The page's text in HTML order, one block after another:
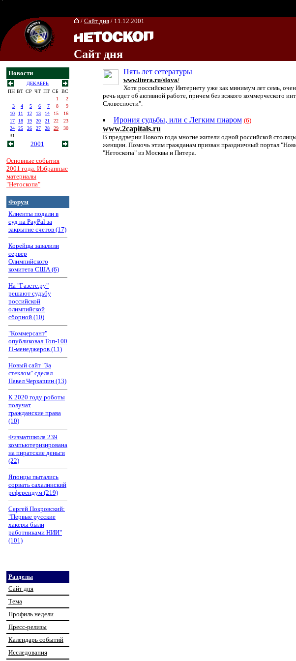
/ Сайт дня / 11.12.2001
Сайт дня
Новости
ДЕКАБРЬ
ПН ВТ СР ЧТ ПТ СБ
ВС
1
2
3
4 5 6 7 8
9
10
11 12 13 14 15
16
17
18 19 20 21 22
23
24
25 26 27 28 29
30
31
2001
Основные события
2001 года. Избранные
материалы
"Нетоскопа"
Форум
Клиенты подали в
суд на PayPal за
закрытие счетов (17)
Корейцы завалили
сервер
Олимпийского
комитета США (6)
На "Газете.ру"
решают судьбу
российской
олимпийской
сборной (10)
"Коммерсант"
опубликовал Топ-100
IT-менеджеров (11)
Новый сайт "За
стеклом" сделал
Павел Черкашин (13)
К 2020 году роботы
получат
гражданские права
(10)
Физматшкола 239
компьютеризирована
на пиратские деньги
(22)
Японцы пытались
сорвать сахалинский
референдум (219)
Сергей Покровский:
"Первые русские
хакеры были
работниками НИИ"
(101)
Разделы
Сайт дня
Тема
Профиль недели
Пресс-релизы
Календарь событий
Исследования
Пять лет сетературы
www.litera.ru/slova/
Хотя российскому Интернету уже как минимум лет семь,
речь идет об активной работе, причем без всякого коммерческого
Словесности".
Ирония судьбы, или с Легким пиаром (6)
www.2capitals.ru
В преддверии Нового года многие жители одной российской
женщин. Помочь этим гражданам призван праздничный портал
"Нетоскопа" из Москвы и Питера.